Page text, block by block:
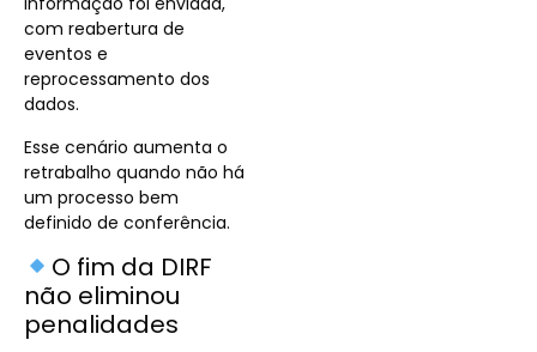
com reabertura de
eventos e
reprocessamento dos
dados.
Esse cenário aumenta o
retrabalho quando não há
um processo bem
definido de conferência.
O fim da DIRF
não eliminou
penalidades